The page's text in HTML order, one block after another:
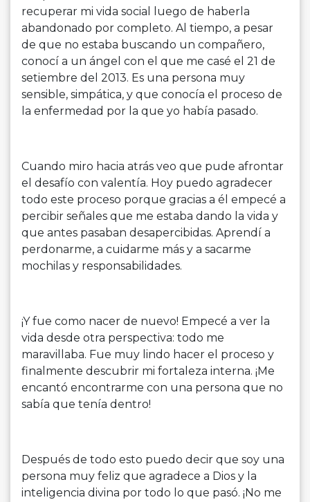
recuperar mi vida social luego de haberla
abandonado por completo. Al tiempo, a pesar
de que no estaba buscando un compañero,
conocí a un ángel con el que me casé el 21 de
setiembre del 2013. Es una persona muy
sensible, simpática, y que conocía el proceso de
la enfermedad por la que yo había pasado.
Cuando miro hacia atrás veo que pude afrontar
el desafío con valentía. Hoy puedo agradecer
todo este proceso porque gracias a él empecé a
percibir señales que me estaba dando la vida y
que antes pasaban desapercibidas. Aprendí a
perdonarme, a cuidarme más y a sacarme
mochilas y responsabilidades.
¡Y fue como nacer de nuevo! Empecé a ver la
vida desde otra perspectiva: todo me
maravillaba. Fue muy lindo hacer el proceso y
finalmente descubrir mi fortaleza interna. ¡Me
encantó encontrarme con una persona que no
sabía que tenía dentro!
Después de todo esto puedo decir que soy una
persona muy feliz que agradece a Dios y la
inteligencia divina por todo lo que pasó. ¡No me